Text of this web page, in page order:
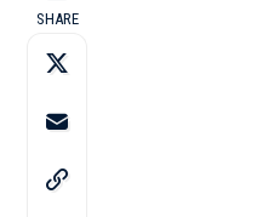
SHARE